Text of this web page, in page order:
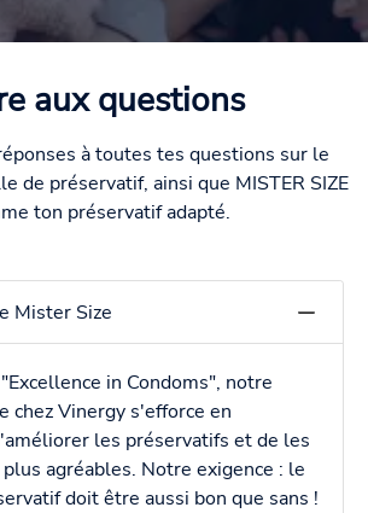
aux questions
à toutes tes questions sur le
de préservatif, ainsi que MISTER SIZE
ton préservatif adapté.
Mister Size
in Condoms", notre
chez Vinergy s'efforce en
les préservatifs et de les
agréables. Notre exigence : le
doit être aussi bon que sans !